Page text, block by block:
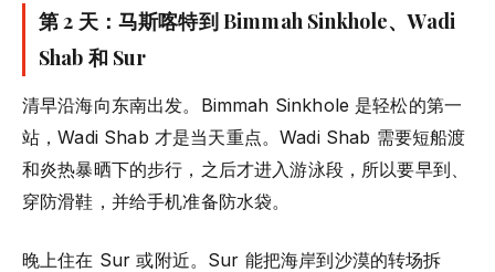
第 2 天：马斯喀特到 Bimmah Sinkhole、Wadi
Shab 和 Sur
清早沿海向东南出发。Bimmah Sinkhole 是轻松的第一
站，Wadi Shab 才是当天重点。Wadi Shab 需要短船渡
和炎热暴晒下的步行，之后才进入游泳段，所以要早到、
穿防滑鞋，并给手机准备防水袋。
晚上住在 Sur 或附近。Sur 能把海岸到沙漠的转场拆